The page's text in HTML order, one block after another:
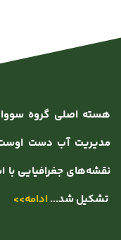
هسته اصلی گروه
تشکیل شد...ادامه>>